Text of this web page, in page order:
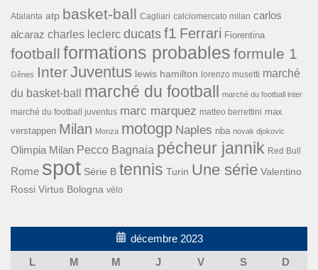
Atalanta atp basket-ball Cagliari calciomercato milan carlos
alcaraz charles leclerc ducats f1 Ferrari Fiorentina
football formations probables formule 1
Gênes InterJuventus lewis hamilton lorenzo musetti marché
du basket-ball
marché du football marché du football inter
marché du football juventus marc marquez matteo berrettini max
verstappen Milan Monza motogp Naples nba novak djokovic
Olimpia Milan Pecco Bagnaia pécheur jannik Red Bull
Rome spot Série B tennis Turin Une série Valentino
Rossi Virtus Bologna vélo
décembre 2023
L
M M J V S D